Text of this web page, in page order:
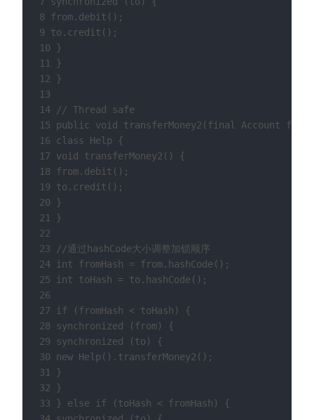
8 from.debit();
9 to.credit();
10 }
11 }
12 }
13
14 // Thread safe
15 public void transferMoney2(final Account
16 class Help {
17 void transferMoney2() {
18 from.debit();
19 to.credit();
20 }
21 }
22
23 //通过hashCode⼤⼩调整加锁顺序
24 int fromHash = from.hashCode();
25 int toHash = to.hashCode();
26
27 if (fromHash < toHash) {
28 synchronized (from) {
29 synchronized (to) {
30 new Help().transferMoney2();
31 }
32 }
33 } else if (toHash < fromHash) {